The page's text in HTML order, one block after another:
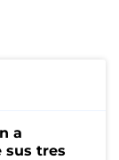
a
sus tres